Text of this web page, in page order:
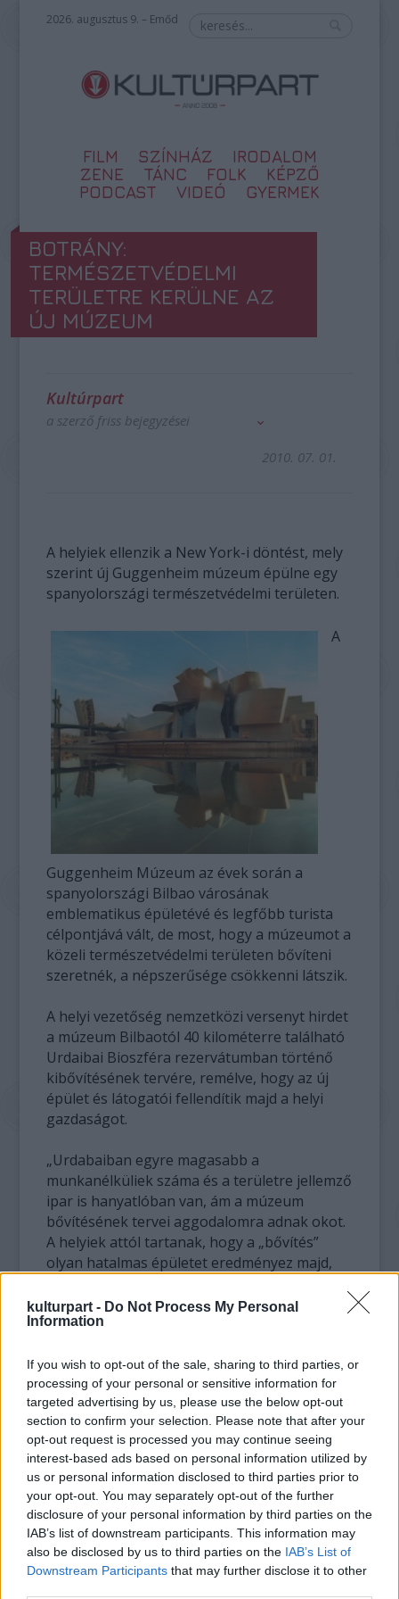
kulturpart - Do Not Process My Personal
Information
If you wish to opt-out of the sale, sharing to third parties, or
processing of your personal or sensitive information for
targeted advertising by us, please use the below opt-out
section to confirm your selection. Please note that after your
opt-out request is processed you may continue seeing
interest-based ads based on personal information utilized by
us or personal information disclosed to third parties prior to
your opt-out. You may separately opt-out of the further
disclosure of your personal information by third parties on the
IAB’s list of downstream participants. This information may
also be disclosed by us to third parties on the IAB’s List of
Downstream Participants that may further disclose it to other
2026. augusztus 9. – Emőd
FILM SZÍNHÁZ
IRODALOM
ZENE
TÁNC FOLK
KÉPZŐ
PODCAST
VIDEÓ GYERMEK
BOTRÁNY:
TERMÉSZETVÉDELMI
TERÜLETRE KERÜLNE AZ
ÚJ MÚZEUM
Kultúrpart
a szerző friss bejegyzései
2010. 07. 01.
A helyiek ellenzik a New York-i döntést, mely
szerint új Guggenheim múzeum épülne egy
spanyolországi természetvédelmi területen.
A
Guggenheim Múzeum az évek során a
spanyolországi Bilbao városának
emblematikus épületévé és legfőbb turista
célpontjává vált, de most, hogy a múzeumot a
közeli természetvédelmi területen bővíteni
szeretnék, a népszerűsége csökkenni látszik.
A helyi vezetőség nemzetközi versenyt hirdet
a múzeum Bilbaotól 40 kilométerre található
Urdaibai Bioszféra rezervátumban történő
kibővítésének tervére, remélve, hogy az új
épület és látogatói fellendítik majd a helyi
gazdaságot.
„Urdabaiban egyre magasabb a
munkanélküliek száma és a területre jellemző
ipar is hanyatlóban van, ám a múzeum
bővítésének tervei aggodalomra adnak okot.
A helyiek attól tartanak, hogy a „bővítés”
olyan hatalmas épületet eredményez majd,
Guggenheim Múzeum Bilbaoban. A félelmek
szerint a múzeum rossz hatással lesz az
egyik legszebb szörf-paradicsomára. A
helyzet a baszk kormány ellenszenvét is
kivívta.
A Solomon R. Guggenheim Alapítvány, mely
több múzeumot is üzemeltet New Yorkban,
Berlinben, Velencében és Abu Dhabiban,
támogatja az elképzelést. Az alapítvány
vezetője, Richard Armstrong, azt nyilatkozta,
szeretné, hogy az Urdaibai új múzeum „a XXI.
század első jelentős múzeuma legyen”.